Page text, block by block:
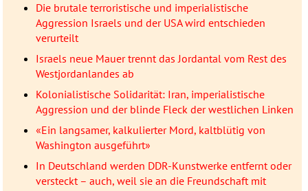
Die brutale terroristische und imperialistische
Aggression Israels und der USA wird entschieden
verurteilt
Israels neue Mauer trennt das Jordantal vom Rest des
Westjordanlandes ab
Kolonialistische Solidarität: Iran, imperialistische
Aggression und der blinde Fleck der westlichen Linken
«Ein langsamer, kalkulierter Mord, kaltblütig von
Washington ausgeführt»
In Deutschland werden DDR-Kunstwerke entfernt oder
versteckt – auch, weil sie an die Freundschaft mit